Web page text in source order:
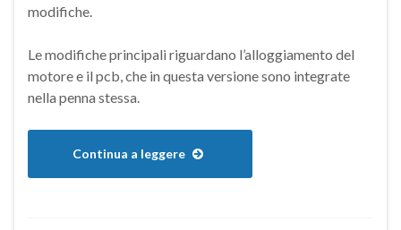
modifiche.
Le modifiche principali riguardano l’alloggiamento del
motore e il pcb, che in questa versione sono integrate
nella penna stessa.
Continua a leggere